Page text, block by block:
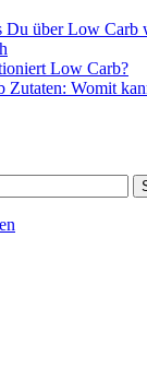
Du über Low Carb
Low Carb?
Zutaten: Womit